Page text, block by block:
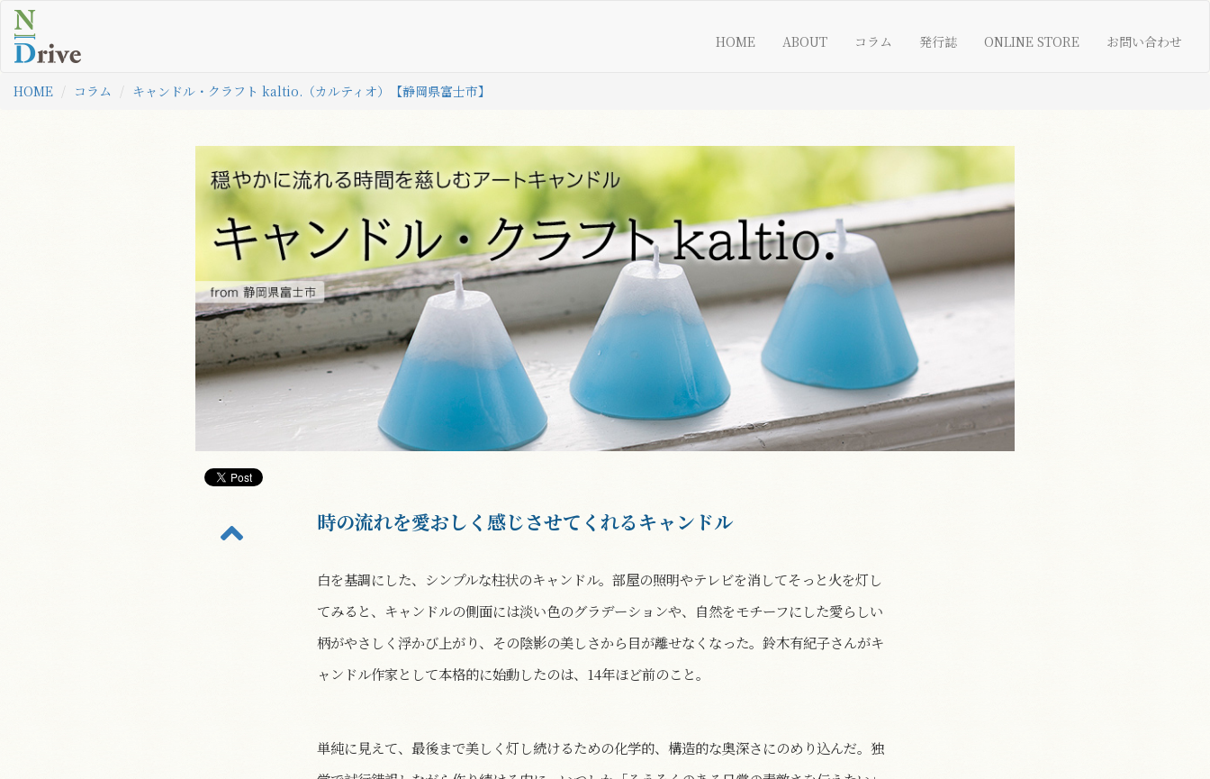
HOME ABOUT コラム 発行誌 ONLINE STORE お問い合わせ
HOME コラム キャンドル・クラフト kaltio.（カルティオ）【静岡県富士市】
時の流れを愛おしく感じさせてくれるキャンドル
白を基調にした、シンプルな柱状のキャンドル。部屋の照明やテレビを消してそっと火を灯し
てみると、キャンドルの側面には淡い色のグラデーションや、自然をモチーフにした愛らしい
柄がやさしく浮かび上がり、その陰影の美しさから目が離せなくなった。鈴木有紀子さんがキ
ャンドル作家として本格的に始動したのは、14年ほど前のこと。
単純に見えて、最後まで美しく灯し続けるための化学的、構造的な奥深さにのめり込んだ。独